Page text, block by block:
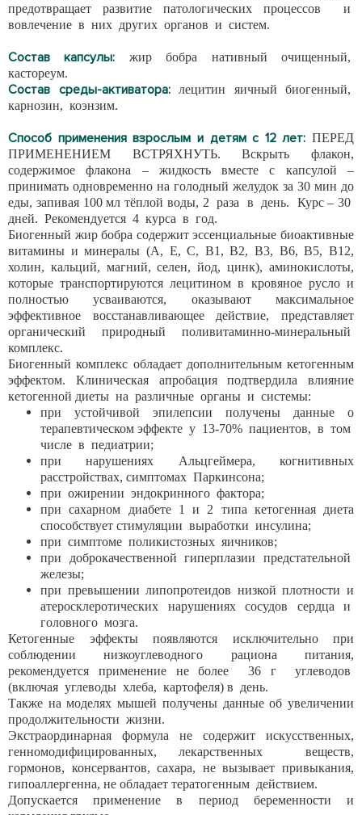
предотвращает развитие патологических процессов и
вовлечение в них других органов и систем.
Состав капсулы: жир бобра нативный очищенный,
кастореум.
Состав среды-активатора: лецитин яичный биогенный,
карнозин, коэнзим.
Способ применения взрослым и детям с 12 лет: ПЕРЕД
ПРИМЕНЕНИЕМ ВСТРЯХНУТЬ. Вскрыть флакон,
содержимое флакона – жидкость вместе с капсулой –
принимать одновременно на голодный желудок за 30 мин до
еды, запивая 100 мл тёплой воды, 2 раза в день. Курс – 30
дней. Рекомендуется 4 курса в год.
Биогенный жир бобра содержит эссенциальные биоактивные
витамины и минералы (А, Е, С, В1, В2, В3, В6, В5, В12,
холин, кальций, магний, селен, йод, цинк), аминокислоты,
которые транспортируются лецитином в кровяное русло и
полностью усваиваются, оказывают максимальное
эффективное восстанавливающее действие, представляет
органический природный поливитаминно-минеральный
комплекс.
Биогенный комплекс обладает дополнительным кетогенным
эффектом. Клиническая апробация подтвердила влияние
кетогенной диеты на различные органы и системы:
при устойчивой эпилепсии получены данные о
терапевтическом эффекте у 13-70% пациентов, в том
числе в педиатрии;
при нарушениях Альцгеймера, когнитивных
расстройствах, симптомах Паркинсона;
при ожирении эндокринного фактора;
при сахарном диабете 1 и 2 типа кетогенная диета
способствует стимуляции выработки инсулина;
при симптоме поликистозных яичников;
при доброкачественной гиперплазии предстательной
железы;
при превышении липопротеидов низкой плотности и
атеросклеротических нарушениях сосудов сердца и
головного мозга.
Кетогенные эффекты появляются исключительно при
соблюдении низкоуглеводного рациона питания,
рекомендуется применение не более 36 г углеводов
(включая углеводы хлеба, картофеля) в день.
Также на моделях мышей получены данные об увеличении
продолжительности жизни.
Экстраординарная формула не содержит искусственных,
генномодифицированных, лекарственных веществ,
гормонов, консервантов, сахара, не вызывает привыкания,
гипоаллергенна, не обладает тератогенным действием.
Допускается применение в период беременности и